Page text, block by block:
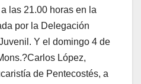
las 21.00 horas en la
por la Delegación
Y el domingo 4 de
López,
de Pentecostés, a